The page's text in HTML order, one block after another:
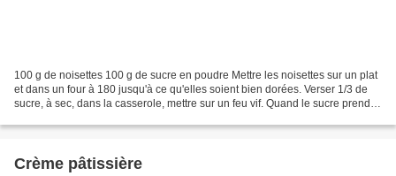
100 g de noisettes 100 g de sucre en poudre Mettre les noisettes sur un plat
et dans un four à 180 jusqu'à ce qu'elles soient bien dorées. Verser 1/3 de
sucre, à sec, dans la casserole, mettre sur un feu vif. Quand le sucre prend
Crème pâtissière